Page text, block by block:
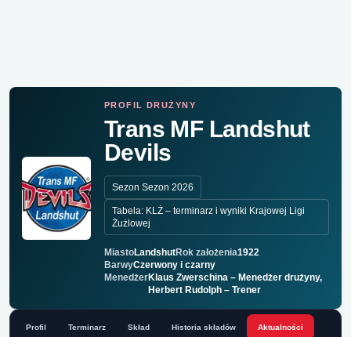
PROFIL DRUŻYNY
Trans MF Landshut
Devils
Sezon Sezon 2026
Tabela: KLŻ – terminarz i wyniki Krajowej Ligi
Żużlowej
MiastoLandshutRok założenia1922
BarwyCzerwony i czarny
MenedżerKlaus Zwerschina – Menedżer drużyny,
Herbert Rudolph – Trener
Profil Terminarz Skład Historia składów Aktualności